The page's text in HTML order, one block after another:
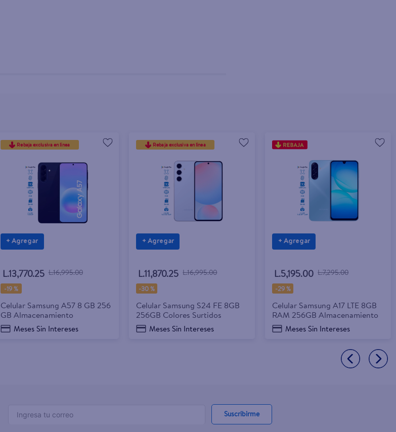
Rebaja exclusiva en línea
+ Agregar
L.13,770.25 L.16,995.00
-19 %
Celular Samsung A57 8 GB 256
GB Almacenamiento
Meses Sin Intereses
Rebaja exclusiva en línea
+ Agregar
L.11,870.25 L.16,995.00
-30 %
Celular Samsung S24 FE 8GB
256GB Colores Surtidos
Meses Sin Intereses
+ Agregar
L.5,195.00 L.7,295.00
-29 %
Celular Samsung A17 LTE 8GB
RAM 256GB Almacenamiento
Meses Sin Intereses
Suscribirme